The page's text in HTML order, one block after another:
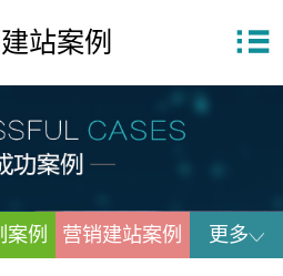
站案例
案例 营销建站案例 更多